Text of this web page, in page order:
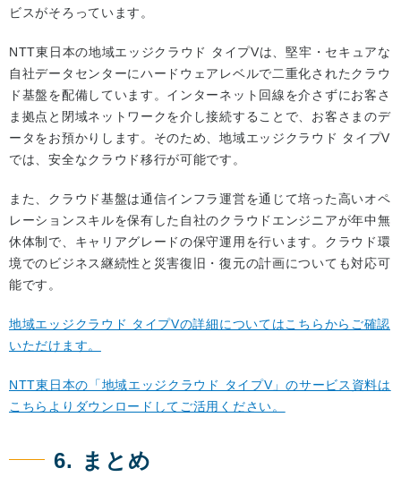
ビスがそろっています。
NTT東日本の地域エッジクラウド タイプVは、堅牢・セキュアな
自社データセンターにハードウェアレベルで二重化されたクラウ
ド基盤を配備しています。インターネット回線を介さずにお客さ
ま拠点と閉域ネットワークを介し接続することで、お客さまのデ
ータをお預かりします。そのため、地域エッジクラウド タイプV
では、安全なクラウド移行が可能です。
また、クラウド基盤は通信インフラ運営を通じて培った高いオペ
レーションスキルを保有した自社のクラウドエンジニアが年中無
休体制で、キャリアグレードの保守運用を行います。クラウド環
境でのビジネス継続性と災害復旧・復元の計画についても対応可
能です。
地域エッジクラウド タイプVの詳細についてはこちらからご確認
いただけます。
NTT東日本の「地域エッジクラウド タイプV」のサービス資料は
こちらよりダウンロードしてご活用ください。
6. まとめ